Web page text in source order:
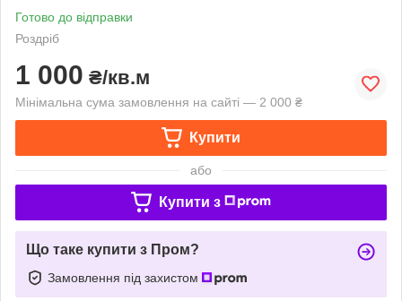
Готово до відправки
Роздріб
1 000 ₴/кв.м
Мінімальна сума замовлення на сайті — 2 000 ₴
Купити
або
Купити з
Що таке купити з Пром?
Замовлення під захистом